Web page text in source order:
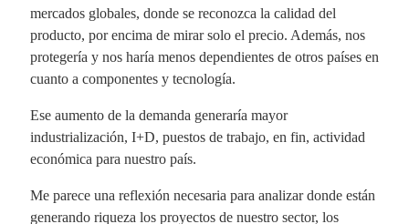
mercados globales, donde se reconozca la calidad del
producto, por encima de mirar solo el precio. Además, nos
protegería y nos haría menos dependientes de otros países en
cuanto a componentes y tecnología.
Ese aumento de la demanda generaría mayor
industrialización, I+D, puestos de trabajo, en fin, actividad
económica para nuestro país.
Me parece una reflexión necesaria para analizar donde están
generando riqueza los proyectos de nuestro sector, los